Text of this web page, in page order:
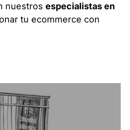
nuestros especialistas en
tu ecommerce con